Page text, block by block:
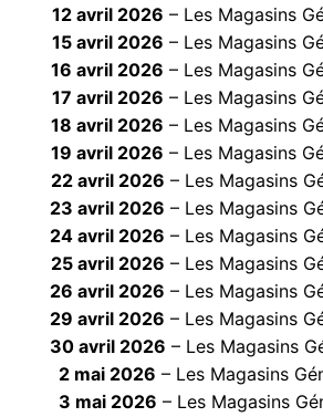
12 avril 2026 – Les Magasins
15 avril 2026 – Les Magasins
16 avril 2026 – Les Magasins
17 avril 2026 – Les Magasins
18 avril 2026 – Les Magasins
19 avril 2026 – Les Magasins
22 avril 2026 – Les Magasins
23 avril 2026 – Les Magasins
24 avril 2026 – Les Magasins
25 avril 2026 – Les Magasins
26 avril 2026 – Les Magasins
29 avril 2026 – Les Magasins
30 avril 2026 – Les Magasins
2 mai 2026 – Les Magasins
3 mai 2026 – Les Magasins